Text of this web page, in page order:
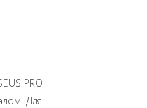
PRO,
Для